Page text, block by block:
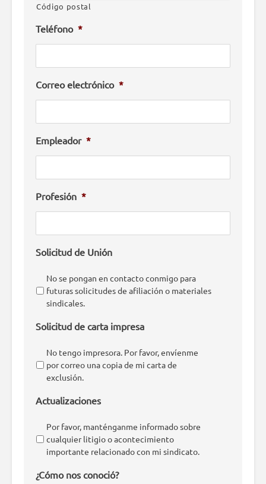
Código postal
Teléfono *
Correo electrónico *
Empleador *
Profesión *
Solicitud de Unión
No se pongan en contacto conmigo para
futuras solicitudes de afiliación o materiales
sindicales.
Solicitud de carta impresa
No tengo impresora. Por favor, envíenme
por correo una copia de mi carta de
exclusión.
Actualizaciones
Por favor, manténganme informado sobre
cualquier litigio o acontecimiento
importante relacionado con mi sindicato.
¿Cómo nos conoció?